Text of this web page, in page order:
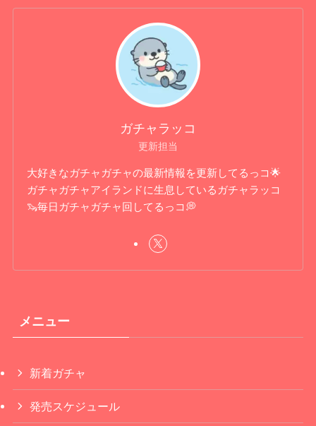
ガチャラッコ
更新担当
大好きなガチャガチャの最新情報を更新してるっコ🌟
ガチャガチャアイランドに生息しているガチャラッコ
🦦毎日ガチャガチャ回してるっコ💭
メニュー
新着ガチャ
発売スケジュール